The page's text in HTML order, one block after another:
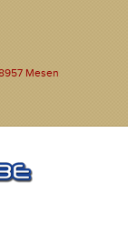
Mesen